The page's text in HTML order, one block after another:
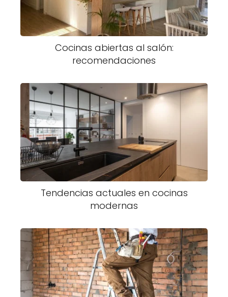
Cocinas abiertas al salón:
recomendaciones
Tendencias actuales en cocinas
modernas